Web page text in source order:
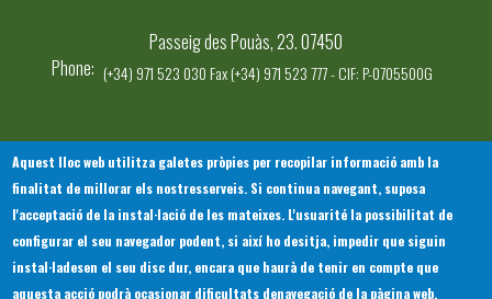
Footer
menu
INICI AJUNTAMENT
EL NOSTRE MUNICIPI
SERVEIS MUNICIPALS
TOTES LES NOTÍCIES
Passeig des Pouàs, 23. 07450
Phone
(+34) 971 523 030 Fax (+34) 971 523 777 - CIF: P-0705500G
Aquest lloc web utilitza galetes pròpies per recopilar informació amb la
finalitat de millorar els nostresserveis. Si continua navegant, suposa
l'acceptació de la instal·lació de les mateixes. L'usuarité la possibilitat de
configurar el seu navegador podent, si així ho desitja, impedir que siguin
instal·ladesen el seu disc dur, encara que haurà de tenir en compte que
aquesta acció podrà ocasionar dificultats denavegació de la pàgina web.